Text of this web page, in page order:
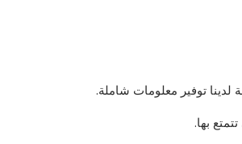
توفير معلومات شاملة.
بها.